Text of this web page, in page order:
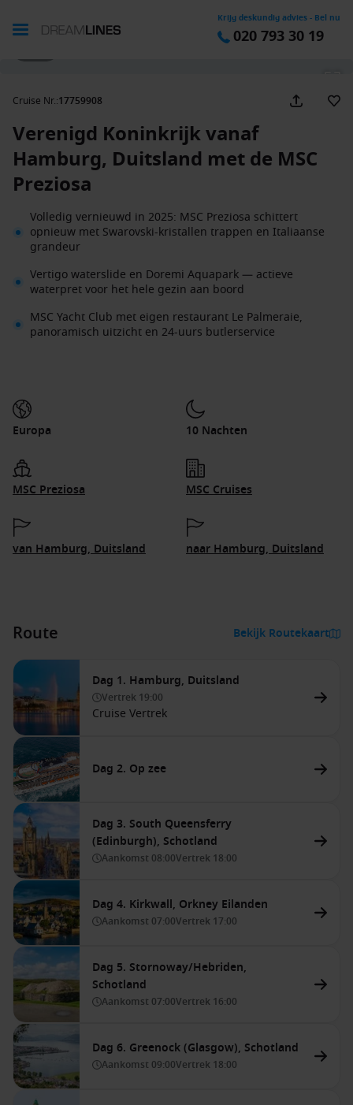
Krijg deskundig advies - Bel nu
020 793 30 19
Cruise Nr.:17759908
Verenigd Koninkrijk vanaf
Hamburg, Duitsland met de MSC
Preziosa
Volledig vernieuwd in 2025: MSC Preziosa schittert
opnieuw met Swarovski-kristallen trappen en Italiaanse
grandeur
Vertigo waterslide en Doremi Aquapark — actieve
waterpret voor het hele gezin aan boord
MSC Yacht Club met eigen restaurant Le Palmeraie,
panoramisch uitzicht en 24-uurs butlerservice
Europa 10 Nachten
MSC Preziosa MSC Cruises
van Hamburg, Duitsland naar Hamburg, Duitsland
Route Bekijk Routekaart
Dag 1. Hamburg, Duitsland
Vertrek 19:00
Cruise Vertrek
Dag 2. Op zee
Dag 3. South Queensferry
(Edinburgh), Schotland
Aankomst 08:00Vertrek 18:00
Dag 4. Kirkwall, Orkney Eilanden
Aankomst 07:00Vertrek 17:00
Dag 5. Stornoway/Hebriden,
Schotland
Aankomst 07:00Vertrek 16:00
Dag 6. Greenock (Glasgow), Schotland
Aankomst 09:00Vertrek 18:00